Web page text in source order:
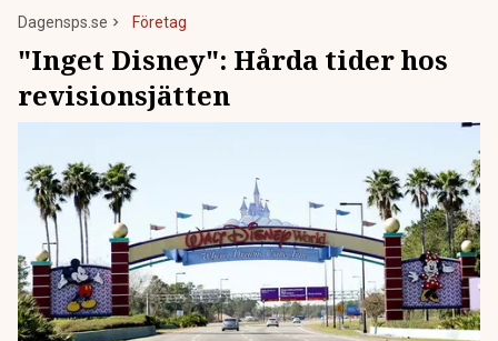
Dagensps.se Företag
"Inget Disney": Hårda tider hos
revisionsjätten